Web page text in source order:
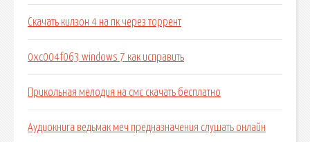
Скачать килзон 4 на пк через торрент
0xc004f063 windows 7 как исправить
Прикольная мелодия на смс скачать бесплатно
Аудиокнига ведьмак меч предназначения слушать онлайн